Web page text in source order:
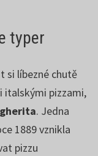
typer
si líbezné chutě
italskými pizzami,
. Jedna
1889 vznikla
pizzu